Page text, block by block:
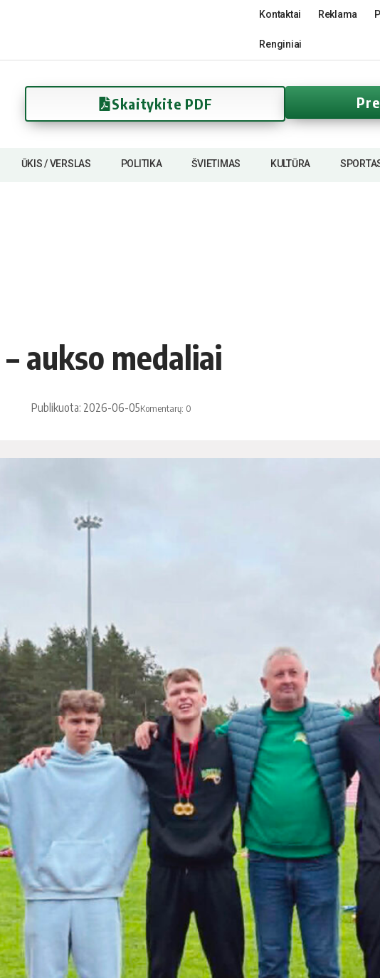
Kontaktai Reklama
Renginiai
Skaitykite PDF
ŪKIS / VERSLAS POLITIKA ŠVIETIMAS KULTŪRA
aukso medaliai
Publikuota: 2026-06-05Komentarų: 0